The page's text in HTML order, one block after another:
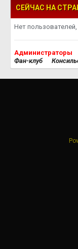
СЕЙЧАС НА
Нет
Администраторы
Фан-клуб